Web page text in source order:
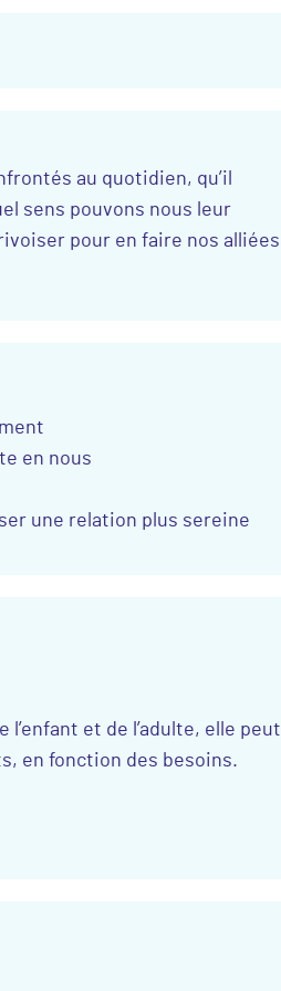
au quotidien, qu’il
sens pouvons nous leur
pour en faire nos alliées
en nous
une relation plus sereine
et de l’adulte, elle peut
en fonction des besoins.